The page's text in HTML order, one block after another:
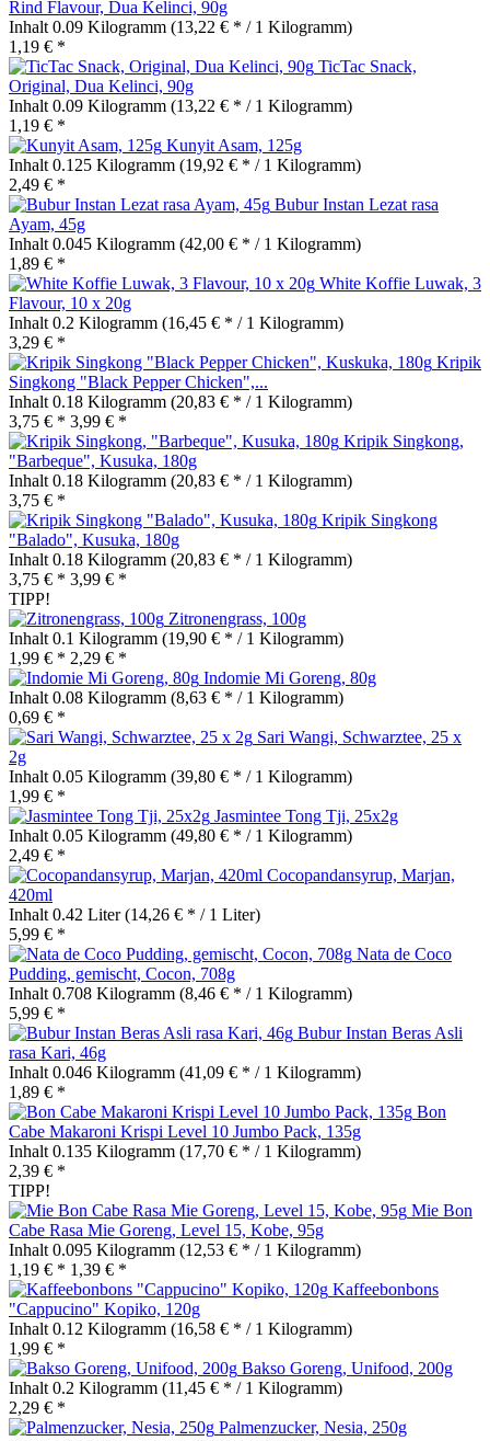
Rind Flavour, Dua Kelinci, 90g
Inhalt 0.09 Kilogramm (13,22 € * / 1 Kilogramm)
1,19 € *
TicTac Snack,
Original, Dua Kelinci, 90g
Inhalt 0.09 Kilogramm (13,22 € * / 1 Kilogramm)
1,19 € *
Kunyit Asam, 125g
Inhalt 0.125 Kilogramm (19,92 € * / 1 Kilogramm)
2,49 € *
Bubur Instan Lezat rasa
Ayam, 45g
Inhalt 0.045 Kilogramm (42,00 € * / 1 Kilogramm)
1,89 € *
White Koffie Luwak, 3
Flavour, 10 x 20g
Inhalt 0.2 Kilogramm (16,45 € * / 1 Kilogramm)
3,29 € *
Kripik
Singkong "Black Pepper Chicken",...
Inhalt 0.18 Kilogramm (20,83 € * / 1 Kilogramm)
3,75 € * 3,99 € *
Kripik Singkong,
"Barbeque", Kusuka, 180g
Inhalt 0.18 Kilogramm (20,83 € * / 1 Kilogramm)
3,75 € *
Kripik Singkong
"Balado", Kusuka, 180g
Inhalt 0.18 Kilogramm (20,83 € * / 1 Kilogramm)
3,75 € * 3,99 € *
TIPP!
Zitronengrass, 100g
Inhalt 0.1 Kilogramm (19,90 € * / 1 Kilogramm)
1,99 € * 2,29 € *
Indomie Mi Goreng, 80g
Inhalt 0.08 Kilogramm (8,63 € * / 1 Kilogramm)
0,69 € *
Sari Wangi, Schwarztee, 25 x
2g
Inhalt 0.05 Kilogramm (39,80 € * / 1 Kilogramm)
1,99 € *
Jasmintee Tong Tji, 25x2g
Inhalt 0.05 Kilogramm (49,80 € * / 1 Kilogramm)
2,49 € *
Cocopandansyrup, Marjan,
420ml
Inhalt 0.42 Liter(14,26 € * / 1 Liter)
5,99 € *
Nata de Coco
Pudding, gemischt, Cocon, 708g
Inhalt 0.708 Kilogramm (8,46 € * / 1 Kilogramm)
5,99 € *
Bubur Instan Beras Asli
rasa Kari, 46g
Inhalt 0.046 Kilogramm (41,09 € * / 1 Kilogramm)
1,89 € *
Bon
Cabe Makaroni Krispi Level 10 Jumbo Pack, 135g
Inhalt 0.135 Kilogramm (17,70 € * / 1 Kilogramm)
2,39 € *
TIPP!
Mie Bon
Cabe Rasa Mie Goreng, Level 15, Kobe, 95g
Inhalt 0.095 Kilogramm (12,53 € * / 1 Kilogramm)
1,19 € * 1,39 € *
Kaffeebonbons
"Cappucino" Kopiko, 120g
Inhalt 0.12 Kilogramm (16,58 € * / 1 Kilogramm)
1,99 € *
Bakso Goreng, Unifood, 200g
Inhalt 0.2 Kilogramm (11,45 € * / 1 Kilogramm)
2,29 € *
Palmenzucker, Nesia, 250g